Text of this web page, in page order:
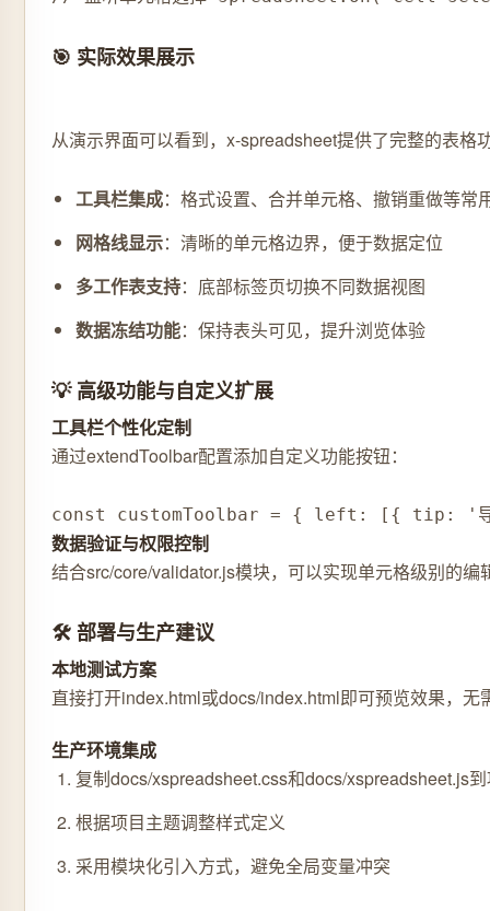
🎯 实际效果展示
从演示界面可以看到，x-spreadsheet提供了完整的表格
工具栏集成：格式设置、合并单元格、撤销重做等常
网格线显示：清晰的单元格边界，便于数据定位
多工作表支持：底部标签页切换不同数据视图
数据冻结功能：保持表头可见，提升浏览体验
💡 高级功能与自定义扩展
工具栏个性化定制
通过extendToolbar配置添加自定义功能按钮：
const customToolbar = { left: [{ tip: '导
数据验证与权限控制
结合src/core/validator.js模块，可以实现单元格级别的
🛠️ 部署与生产建议
本地测试方案
直接打开index.html或docs/index.html即可预览效果，无
生产环境集成
复制docs/xspreadsheet.css和docs/xspreadsheet.js
根据项目主题调整样式定义
采用模块化引入方式，避免全局变量冲突